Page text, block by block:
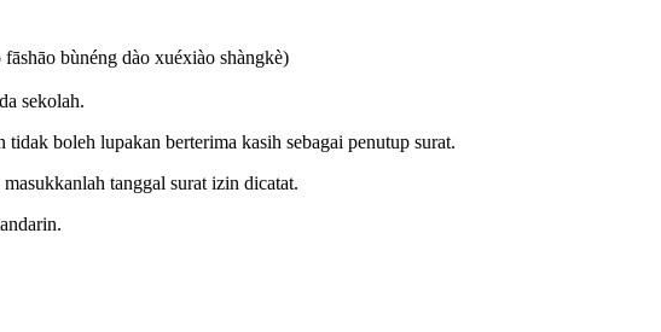
bùnéng dào xuéxiào shàngkè)
sekolah.
boleh lupakan berterima kasih sebagai penutup surat.
tanggal surat izin dicatat.